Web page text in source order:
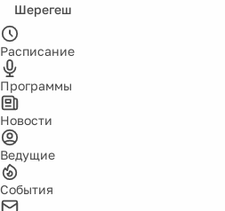
Шерегеш
Расписание
Программы
Новости
Ведущие
События